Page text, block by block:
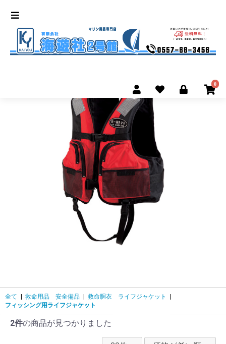
0
フィッシング用ライフジャ
ケット
全て 救命用品 安全備品 救命胴衣 ライフジャケット
フィッシング用ライフジャケット
2件の商品が見つかりました